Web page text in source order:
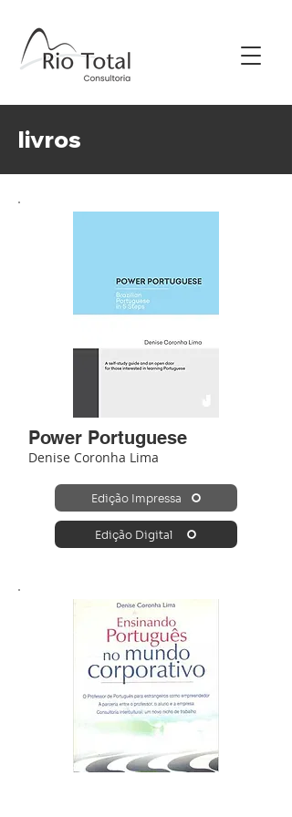
livros
Power Portuguese
Denise Coronha Lima
Edição Impressa
Edição Digital